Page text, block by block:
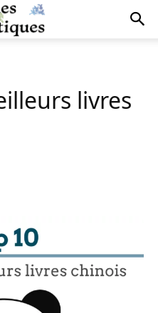
livres